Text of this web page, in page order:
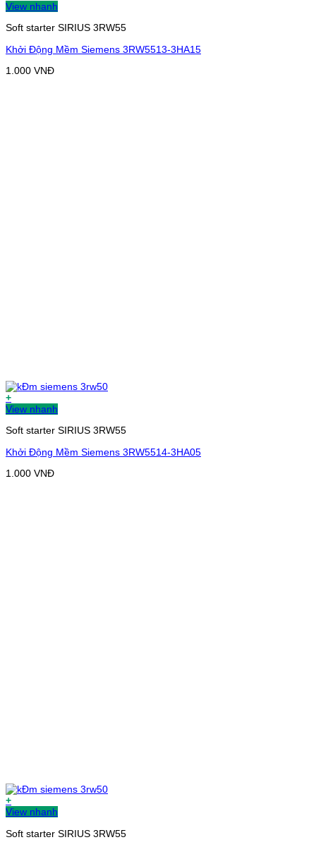
View nhanh
Soft starter SIRIUS 3RW55
Khởi Động Mềm Siemens 3RW5513-3HA15
1.000 VNĐ
+
View nhanh
Soft starter SIRIUS 3RW55
Khởi Động Mềm Siemens 3RW5514-3HA05
1.000 VNĐ
+
View nhanh
Soft starter SIRIUS 3RW55